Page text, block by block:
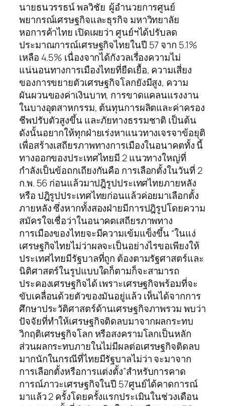
นายธนวรรธน์ พลวิชัย ผู้อำนวยการศูนย์
พยากรณ์เศรษฐกิจและธุรกิจ มหาวิทยาลัย
หอการค้าไทย เปิดเผยว่า ศูนย์ฯได้ปรับลด
ประมาณการณ์เศรษฐกิจไทยในปี 57 จาก 5.1%
เหลือ 4.5% เนื่องจากได้กังวลเรื่องความไม่
แน่นอนทางการเมืองไทยที่ยืดเยื้อ, ความเสี่ยง
ของการขยายตัวเศรษฐกิจโลกยังมีสูง, ความ
ผันผวนของค่าเงินบาท, การขาดแคลนแรงงาน
ในบางอุตสาหกรรม, ต้นทุนการผลิตและค่าครอง
ชีพปรับตัวสูงขึ้น และภัยทางธรรมชาติ เป็นต้น
ดังนั้นอยากให้ทุกฝ่ายเร่งหาแนวทางเจรจาข้อยุติ
เพื่อสร้างเสถียรภาพทางการเมืองในอนาคตทั้ง นี้
ทางออกของประเทศไทยมี 2 แนวทางใหญ่ที่
กำลังเป็นข้อถกเถียงกันคือ การเลือกตั้งในวันที่ 2
ก.พ. 56 ก่อนแล้วมาปฎิรูปประเทศไทยภายหลัง
หรือ ปฎิรูปประเทศไทยก่อนแล้วค่อยมาเลือกตั้ง
ภายหลัง ซึ่งหากทั้งสองฝ่ายมีการปฎิรูปโดยความ
สมัครใจเชื่อว่าในอนาคตเสถียรภาพทาง
การเมืองของไทยจะมีความเข้มแข็งขึ้น “ในแง่
เศรษฐกิจไทยไม่ว่าผลจะเป็นอย่างไรขอเพียงให้
ประเทศไทยมีรัฐบาลที่ถูก ต้องตามรัฐศาสตร์และ
นิติศาสตร์ในรูปแบบใดก็ตามก็จะสามารถ
ประคองเศรษฐกิจได้ เพราะเศรษฐกิจพร้อมที่จะ
ขับเคลื่อนด้วยตัวของมันอยู่แล้ว เห็นได้จากการ
ศึกษาประวัติศาสตร์ด้านเศรษฐกิจภาพรวม พบว่า
ปัจจัยที่ทำให้เศรษฐกิจติดลบมาจากผลกระทบ
วิกฤติเศรษฐกิจโลก หรือสงครามโลกเป็นหลัก
ส่วนผลกระทบภายในไม่มีผลต่อเศรษฐกิจติดลบ
มากนักในกรณีที่ไทยมีรัฐบาลไม่ว่า จะมาจาก
การเลือกตั้งหรือการแต่งตั้ง”สำหรับการคาด
การณ์ภาวะเศรษฐกิจในปี 57ศูนย์ได้คาดการณ์
มาแล้ว 2 ครั้งโดยครั้งแรกประเมินในช่วงเดือน